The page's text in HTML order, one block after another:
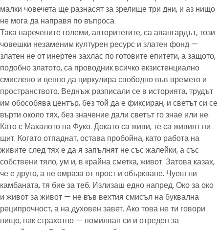
малки човечета ще разнасят за зрелище три дни, и аз нищо
не мога да направя по въпроса.
Така наречените големи, авторитетите, са авангардът, този
човешки незаменим културен ресурс и златен фонд —
златен не от инертен захлас по готовите епитети, а защото,
подобно златото, са проводник всичко екзистенциално
смислено и ценно да циркулира свободно във времето и
пространството. Веднъж разписали се в историята, трудът
им обособява център, без той да е фиксиран, и светът си се
върти около тях, без значение дали светът го знае или не.
Като с Махалото на Фуко. Докато са живи, те са живият ни
щит. Когато отпаднат, остава пробойна, като работа на
живите след тях е да я запълнят не със жалейки, а със
собствени тяло, ум и, в крайна сметка, живот. Затова казах,
че е друго, а не омраза от ярост и объркване. Чуеш ли
камбаната, тя бие за теб. Излизаш едно напред. Око за око
и живот за живот — не във вехтия смисъл на буквална
реципрочност, а на духовен завет. Ако това не ти говори
нищо, пак страхотно — помилван си и отреден за